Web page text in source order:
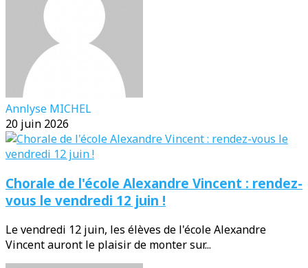
Annlyse MICHEL
20 juin 2026
Chorale de l'école Alexandre Vincent : rendez-
vous le vendredi 12 juin !
Le vendredi 12 juin, les élèves de l'école Alexandre
Vincent auront le plaisir de monter sur...